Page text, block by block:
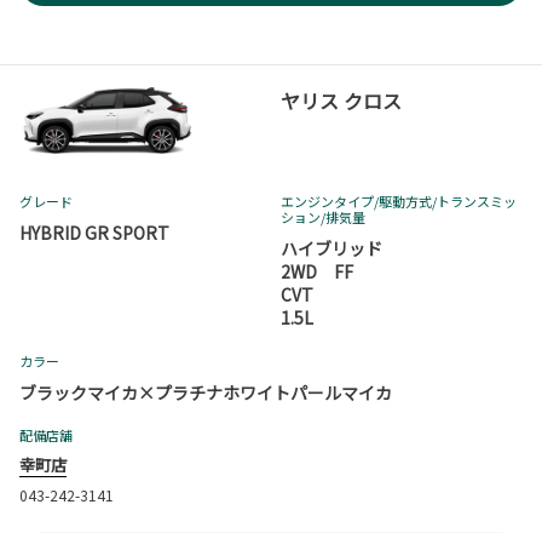
ヤリス クロス
グレード
HYBRID GR SPORT
エンジンタイプ/駆動方式/トランスミッ
ション/排気量
ハイブリッド
2WD FF
CVT
1.5L
カラー
ブラックマイカ×プラチナホワイトパールマイカ
配備店舗
幸町店
043-242-3141